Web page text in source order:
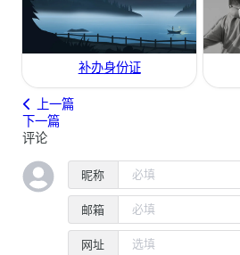
补办身份证
上一篇
下一篇
评论
昵称
邮箱
网址